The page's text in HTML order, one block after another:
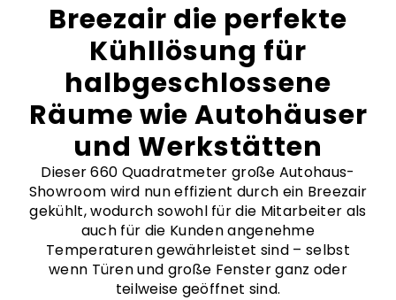
Breezair die perfekte
Kühllösung für
halbgeschlossene
Räume wie Autohäuser
und Werkstätten
Dieser 660 Quadratmeter große Autohaus-
Showroom wird nun effizient durch ein Breezair
gekühlt, wodurch sowohl für die Mitarbeiter als
auch für die Kunden angenehme
Temperaturen gewährleistet sind – selbst
wenn Türen und große Fenster ganz oder
teilweise geöffnet sind.